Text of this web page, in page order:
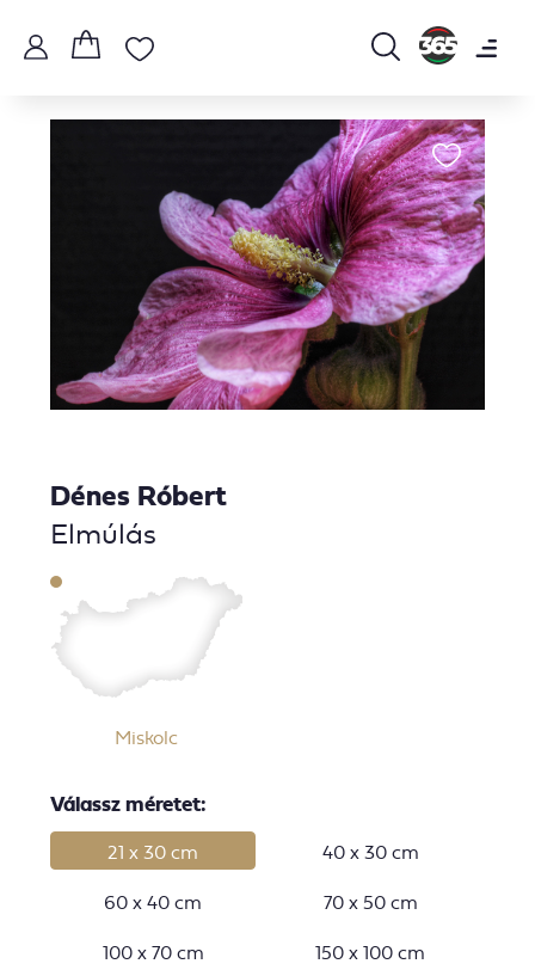
Dénes Róbert
Elmúlás
Miskolc
Válassz méretet:
21 x 30 cm
40 x 30 cm
60 x 40 cm
70 x 50 cm
100 x 70 cm
150 x 100 cm